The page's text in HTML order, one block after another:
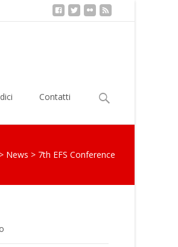
Contatti
Ricerca
> News > 7th EFS Conference